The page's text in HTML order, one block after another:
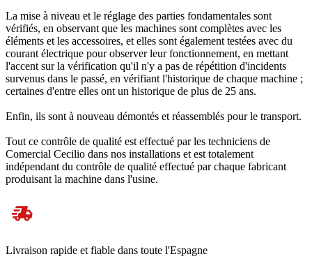
La mise à niveau et le réglage des parties fondamentales sont
vérifiés, en observant que les machines sont complètes avec les
éléments et les accessoires, et elles sont également testées avec du
courant électrique pour observer leur fonctionnement, en mettant
l'accent sur la vérification qu'il n'y a pas de répétition d'incidents
survenus dans le passé, en vérifiant l'historique de chaque machine ;
certaines d'entre elles ont un historique de plus de 25 ans.
Enfin, ils sont à nouveau démontés et réassemblés pour le transport.
Tout ce contrôle de qualité est effectué par les techniciens de
Comercial Cecilio dans nos installations et est totalement
indépendant du contrôle de qualité effectué par chaque fabricant
produisant la machine dans l'usine.
Livraison rapide et fiable dans toute l'Espagne